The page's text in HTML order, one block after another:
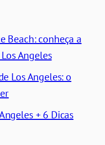
Beach: conheça a
Angeles
Los Angeles: o
+ 6 Dicas